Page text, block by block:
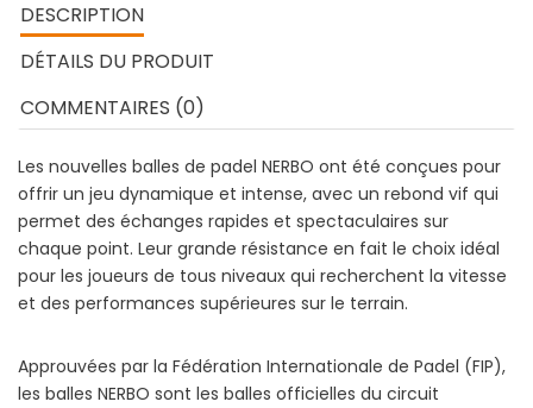
DESCRIPTION
DÉTAILS DU PRODUIT
COMMENTAIRES (0)
Les nouvelles balles de padel NERBO ont été conçues pour
offrir un jeu dynamique et intense, avec un rebond vif qui
permet des échanges rapides et spectaculaires sur
chaque point. Leur grande résistance en fait le choix idéal
pour les joueurs de tous niveaux qui recherchent la vitesse
et des performances supérieures sur le terrain.
Approuvées par la Fédération Internationale de Padel (FIP),
les balles NERBO sont les balles officielles du circuit